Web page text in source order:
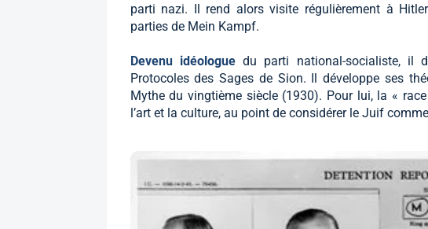
parti nazi. Il rend alors visite régulièrement à
parties de Mein Kampf.
Devenu idéologuedu parti national-socialiste, il
Protocoles des Sages de Sion. Il développe ses
Mythe du vingtième siècle (1930). Pour lui, la «
l’art et la culture, au point de considérer le Juif